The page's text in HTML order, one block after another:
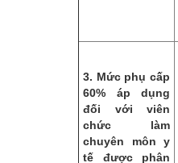
3. Mức phụ cấp
60% áp dụng
đối với viên
chức làm
chuyên môn y
tế được phân